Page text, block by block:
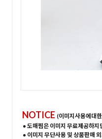
NOTICE (이미지사용에대
• 도매찜은 이미지 무료제공하
• 이미지 무단사용 및 상품판매